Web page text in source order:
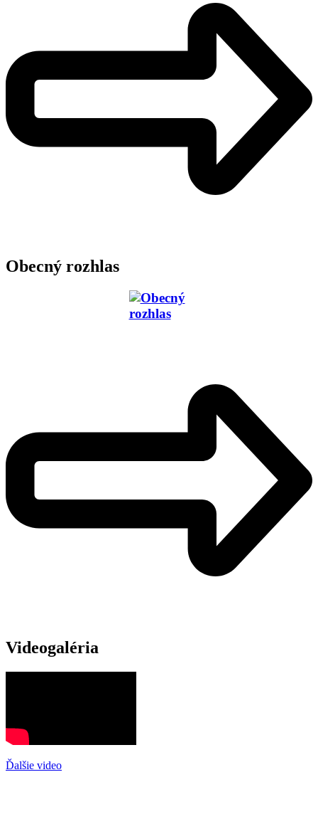
Obecný rozhlas
Videogaléria
Ďalšie video